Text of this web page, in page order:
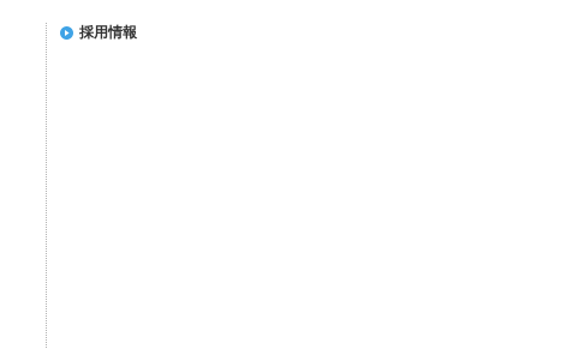
採用情報